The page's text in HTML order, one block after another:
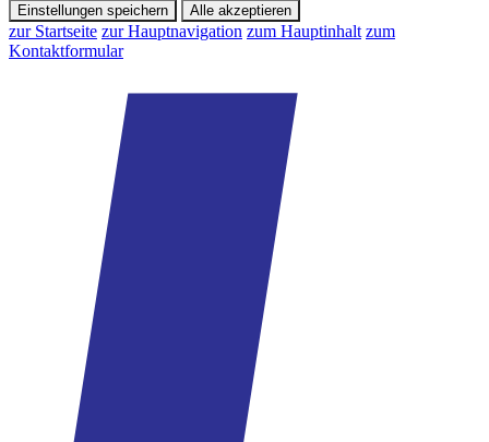
Einstellungen speichern Alle akzeptieren
zur Startseite zur Hauptnavigation zum Hauptinhalt zum
Kontaktformular